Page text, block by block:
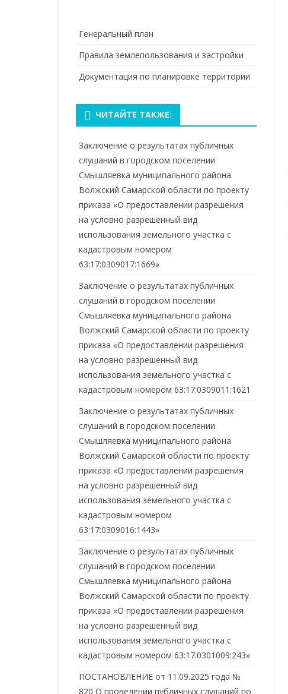
Генеральный план
Правила землепользования и застройки
Документация по планировке территории
ЧИТАЙТЕ ТАКЖЕ:
Заключение о результатах публичных
слушаний в городском поселении
Смышляевка муниципального района
Волжский Самарской области по проекту
приказа «О предоставлении разрешения
на условно разрешенный вид
использования земельного участка с
кадастровым номером
63:17:0309017:1669»
Заключение о результатах публичных
слушаний в городском поселении
Смышляевка муниципального района
Волжский Самарской области по проекту
приказа «О предоставлении разрешения
на условно разрешенный вид
использования земельного участка с
кадастровым номером 63:17:0309011:1621
Заключение о результатах публичных
слушаний в городском поселении
Смышляевка муниципального района
Волжский Самарской области по проекту
приказа «О предоставлении разрешения
на условно разрешенный вид
использования земельного участка с
кадастровым номером
63:17:0309016:1443»
Заключение о результатах публичных
слушаний в городском поселении
Смышляевка муниципального района
Волжский Самарской области по проекту
приказа «О предоставлении разрешения
на условно разрешенный вид
использования земельного участка с
кадастровым номером 63:17:0301009:243»
ПОСТАНОВЛЕНИЕ от 11.09.2025 года №
820 О проведении публичных слушаний по